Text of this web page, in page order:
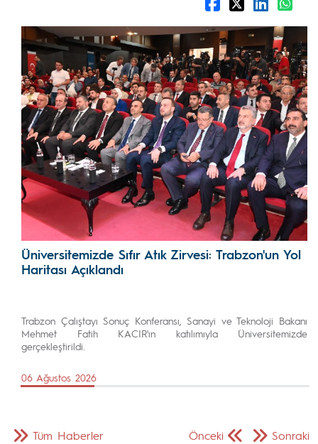
Üniversitemizde Sıfır Atık Zirvesi: Trabzon'un Yol
Haritası Açıklandı
Trabzon Çalıştayı Sonuç Konferansı, Sanayi ve Teknoloji Bakanı
Mehmet Fatih KACIR'ın katılımıyla Üniversitemizde
gerçekleştirildi.
06 Ağustos 2026
Önceki Sonraki
Tüm Haberler